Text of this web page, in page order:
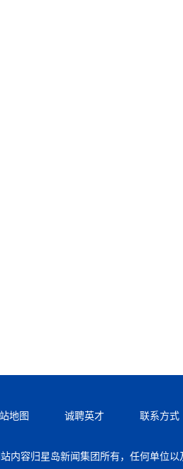
地图 诚聘英才 联系方式
内容归星岛新闻集团所有，任何单位以